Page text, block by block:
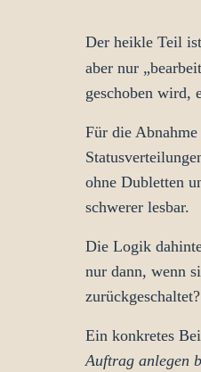
Der heikle Teil
aber nur
geschoben wird,
Für die
ohne Dubletten
schwerer lesbar.
Die Logik
nur dann, wenn
Ein konkretes
Auftrag anlegen